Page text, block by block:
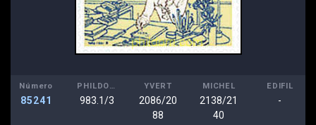
Número
85241
PHILDOM
983.1/3
YVERT
2086/20
88
MICHEL
2138/21
40
EDIFIL
-